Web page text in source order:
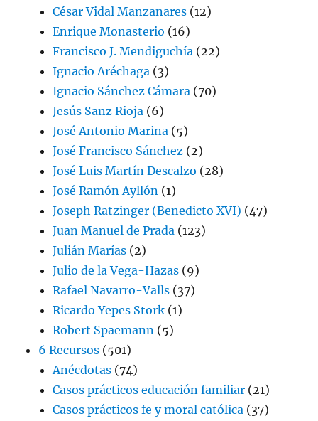
César Vidal Manzanares (12)
Enrique Monasterio (16)
Francisco J. Mendiguchía (22)
Ignacio Aréchaga (3)
Ignacio Sánchez Cámara (70)
Jesús Sanz Rioja (6)
José Antonio Marina (5)
José Francisco Sánchez (2)
José Luis Martín Descalzo (28)
José Ramón Ayllón (1)
Joseph Ratzinger (Benedicto XVI) (47)
Juan Manuel de Prada (123)
Julián Marías (2)
Julio de la Vega-Hazas (9)
Rafael Navarro-Valls (37)
Ricardo Yepes Stork (1)
Robert Spaemann (5)
6 Recursos (501)
Anécdotas (74)
Casos prácticos educación familiar (21)
Casos prácticos fe y moral católica (37)